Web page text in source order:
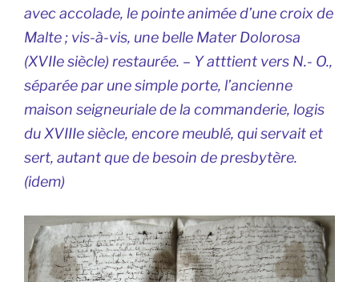
avec accolade, le pointe animée d’une croix de
Malte ; vis-à-vis, une belle Mater Dolorosa
(XVIIe siècle) restaurée. – Y atttient vers N.- O.,
séparée par une simple porte, l’ancienne
maison seigneuriale de la commanderie, logis
du XVIIIe siècle, encore meublé, qui servait et
sert, autant que de besoin de presbytère.
(idem)